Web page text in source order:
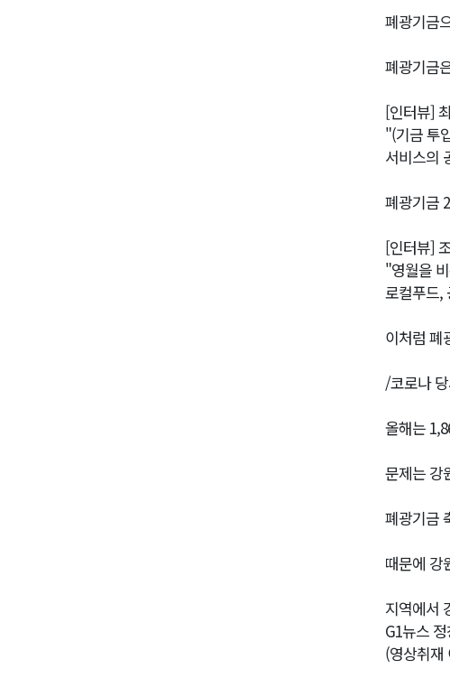
폐광기금
폐광기금
[인터뷰]
"(기금 투
서비스의
폐광기금
[인터뷰]
"영월을
로컬푸드,
이처럼 폐
/코로나
올해는
문제는 강
폐광기금
때문에 강
지역에서
G1뉴스
(영상취재